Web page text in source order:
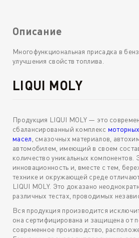
Описание
Многофункциональная присадка в
улучшения свойств топлива.
LIQUI MOLY
Продукция LIQUI MOLY — это
сбалансированный комплекс моторных
масел , смазочных материалов,
автомобилем, имеющий в своем
количество уникальных компонентов.
инновационность и, вместе с тем,
технике и окружающей среде
LIQUI MOLY. Это доказано
различных тестах, проводимых
Вся продукция производится
она сертифицирована и защищена от
современное производство,